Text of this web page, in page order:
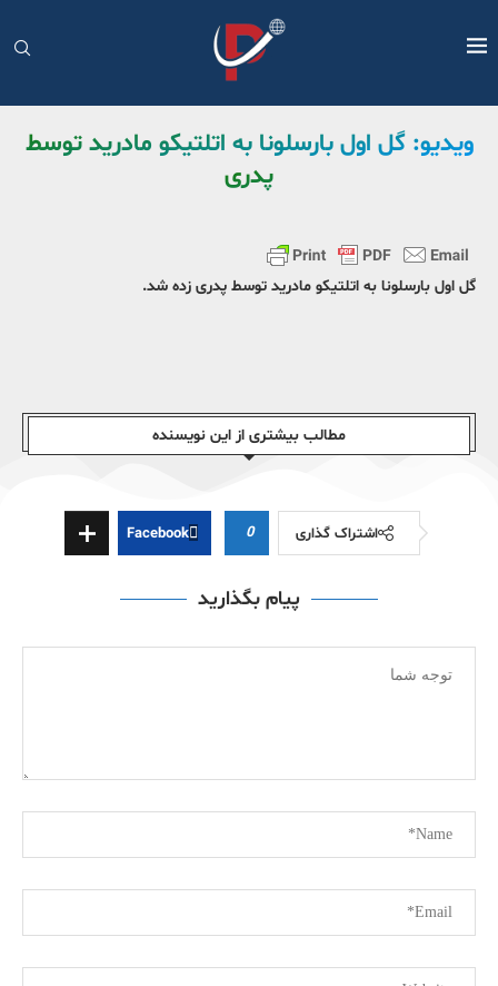
ویدیو: گل اول بارسلونا به اتلتیکو مادرید توسط
پدری
گل اول بارسلونا به اتلتیکو مادرید توسط پدری زده شد.
مطالب بیشتری از این نویسندە
اشتراک گذاری 0
Facebook
پیام بگذارید